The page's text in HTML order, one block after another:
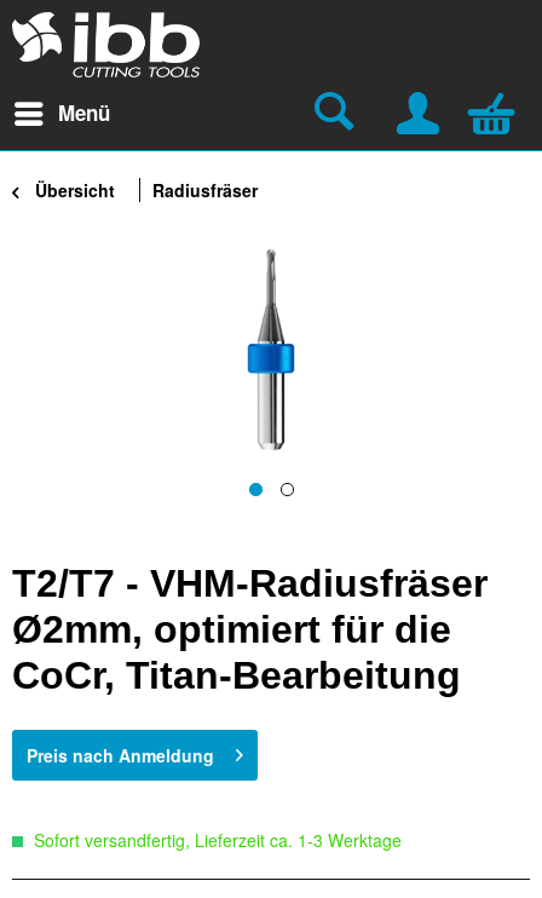
Menü
Übersicht Radiusfräser
T2/T7 - VHM-Radiusfräser
Ø2mm, optimiert für die
CoCr, Titan-Bearbeitung
Preis nach Anmeldung
Sofort versandfertig, Lieferzeit ca. 1-3 Werktage